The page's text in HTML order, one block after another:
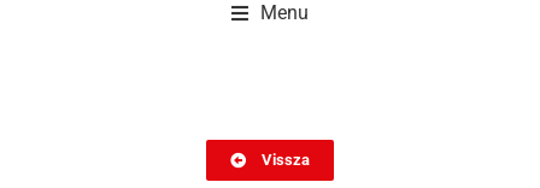
Menu
Vissza